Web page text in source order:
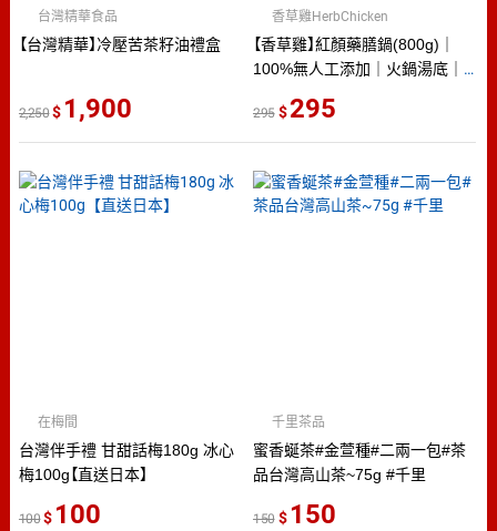
【台灣精華】冷壓苦茶籽油禮盒
台灣精華食品
2,250 1,900
【香草雞】紅顏藥膳鍋(800g)｜
100%無人工添加｜火鍋湯底｜
香草雞HerbChicken
295 295
台灣伴手禮 甘甜話梅180g 冰心
梅100g【直送日本】
在梅間
100 100
蜜香蜒茶#金萱種#二兩一包#茶
品台灣高山茶~75g #千里
千里茶品
150 150